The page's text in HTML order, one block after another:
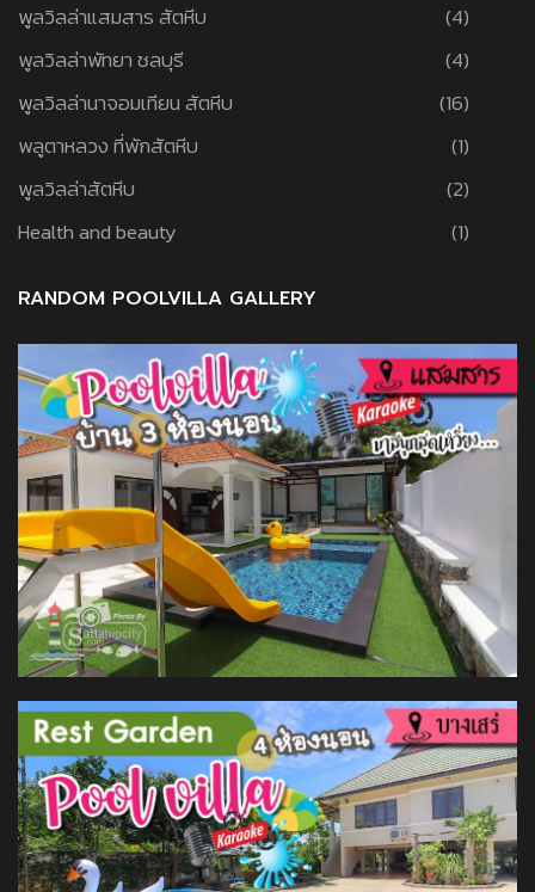
พูลวิลล่าแสมสาร สัตหีบ
(4)
พูลวิลล่าพัทยา ชลบุรี
(4)
พูลวิลล่านาจอมเทียน สัตหีบ
(16)
พลูตาหลวง ที่พักสัตหีบ
(1)
พูลวิลล่าสัตหีบ
(2)
Health and beauty
(1)
RANDOM POOLVILLA GALLERY